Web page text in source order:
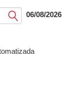
Submit06/08/2026